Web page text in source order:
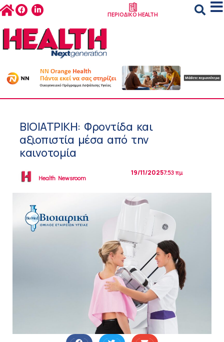
ΠΕΡΙΟΔΙΚΟ HEALTH
ΒΙΟΙΑΤΡΙΚΗ: Φροντίδα και
αξιοπιστία μέσα από την
καινοτομία
Health Newsroom
19/11/20257:53 πμ